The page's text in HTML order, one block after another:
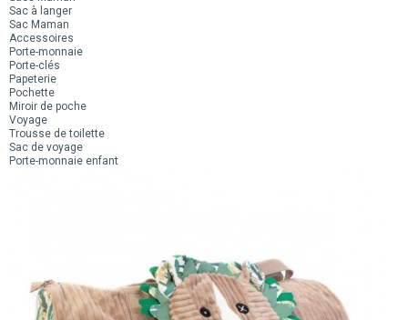
Sac à langer
Sac Maman
Accessoires
Porte-monnaie
Porte-clés
Papeterie
Pochette
Miroir de poche
Voyage
Trousse de toilette
Sac de voyage
Porte-monnaie enfant